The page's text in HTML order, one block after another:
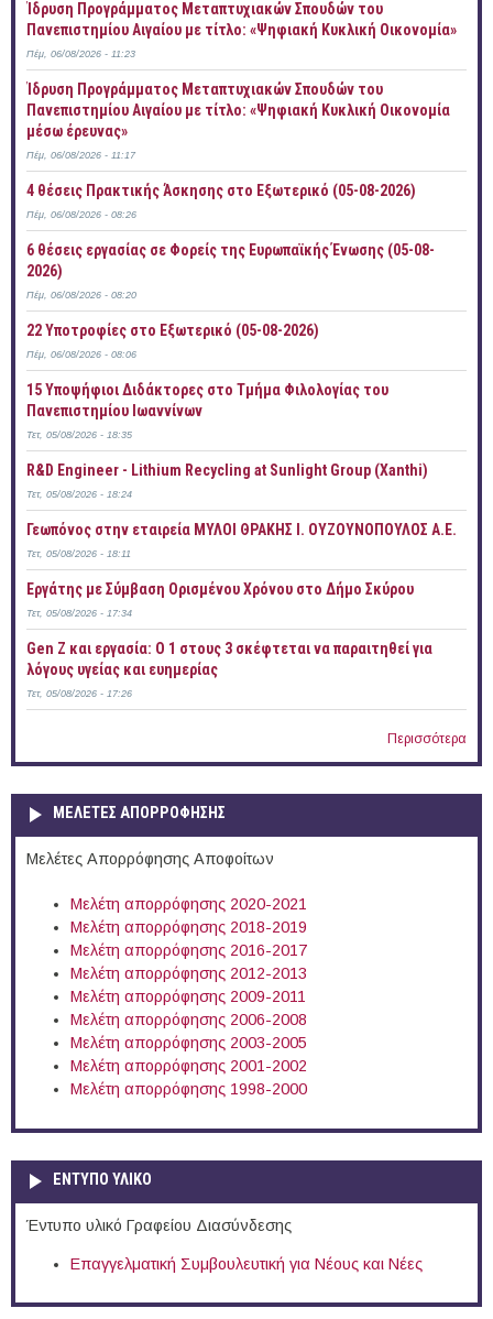
Ίδρυση Προγράμματος Μεταπτυχιακών Σπουδών του
Πανεπιστημίου Αιγαίου με τίτλο: «Ψηφιακή Κυκλική Οικονομία»
Πέμ, 06/08/2026 - 11:23
Ίδρυση Προγράμματος Μεταπτυχιακών Σπουδών του
Πανεπιστημίου Αιγαίου με τίτλο: «Ψηφιακή Κυκλική Οικονομία
μέσω έρευνας»
Πέμ, 06/08/2026 - 11:17
4 θέσεις Πρακτικής Άσκησης στο Εξωτερικό (05-08-2026)
Πέμ, 06/08/2026 - 08:26
6 θέσεις εργασίας σε Φορείς της Ευρωπαϊκής Ένωσης (05-08-
2026)
Πέμ, 06/08/2026 - 08:20
22 Υποτροφίες στο Εξωτερικό (05-08-2026)
Πέμ, 06/08/2026 - 08:06
15 Υποψήφιοι Διδάκτορες στο Τμήμα Φιλολογίας του
Πανεπιστημίου Ιωαννίνων
Τετ, 05/08/2026 - 18:35
R&D Engineer - Lithium Recycling at Sunlight Group (Xanthi)
Τετ, 05/08/2026 - 18:24
Γεωπόνος στην εταιρεία ΜΥΛΟΙ ΘΡΑΚΗΣ Ι. ΟΥΖΟΥΝΟΠΟΥΛΟΣ Α.Ε.
Τετ, 05/08/2026 - 18:11
Εργάτης με Σύμβαση Ορισμένου Χρόνου στο Δήμο Σκύρου
Τετ, 05/08/2026 - 17:34
Gen Z και εργασία: Ο 1 στους 3 σκέφτεται να παραιτηθεί για
λόγους υγείας και ευημερίας
Τετ, 05/08/2026 - 17:26
Περισσότερα
ΜΕΛΕΤΕΣ ΑΠΟΡΡΟΦΗΣΗΣ
Μελέτες Απορρόφησης Αποφοίτων
Μελέτη απορρόφησης 2020-2021
Μελέτη απορρόφησης 2018-2019
Μελέτη απορρόφησης 2016-2017
Μελέτη απορρόφησης 2012-2013
Μελέτη απορρόφησης 2009-2011
Μελέτη απορρόφησης 2006-2008
Μελέτη απορρόφησης 2003-2005
Μελέτη απορρόφησης 2001-2002
Μελέτη απορρόφησης 1998-2000
ΕΝΤΥΠΟ ΥΛΙΚΟ
Έντυπο υλικό Γραφείου Διασύνδεσης
Επαγγελματική Συμβουλευτική για Νέους και Νέες